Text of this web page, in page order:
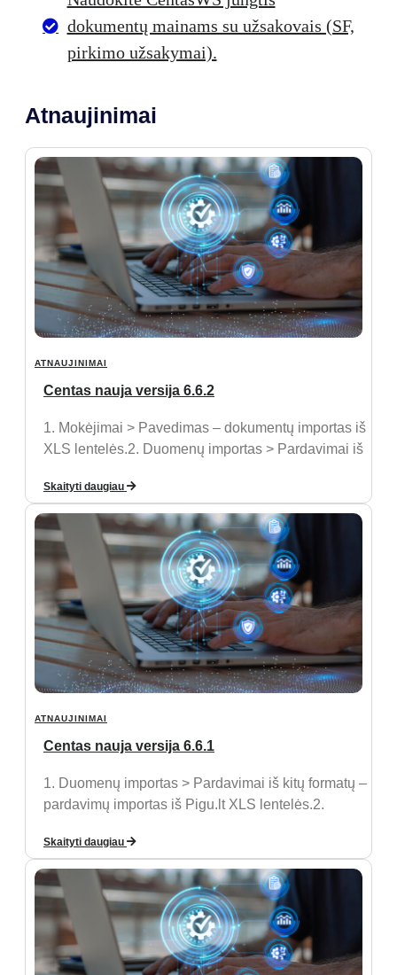
dokumentų mainams su užsakovais (SF,
pirkimo užsakymai).
Atnaujinimai
ATNAUJINIMAI
Centas nauja versija 6.6.2
1. Mokėjimai > Pavedimas – dokumentų importas iš
XLS lentelės.2. Duomenų importas > Pardavimai iš
Skaityti daugiau
ATNAUJINIMAI
Centas nauja versija 6.6.1
1. Duomenų importas > Pardavimai iš kitų formatų –
pardavimų importas iš Pigu.lt XLS lentelės.2.
Skaityti daugiau